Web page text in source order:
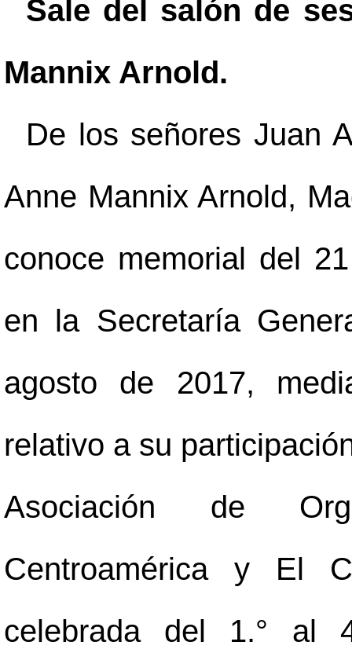
Sale del salón de
Mannix Arnold.
De los señores Juan
Anne Mannix Arnold,
conoce memorial del
en la Secretaría
agosto de 2017,
relativo a su
Asociación de
Centroamérica y El
celebrada del 1.° al